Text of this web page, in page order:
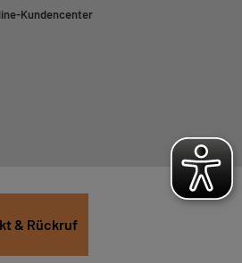
Kundencenter
& Rückruf